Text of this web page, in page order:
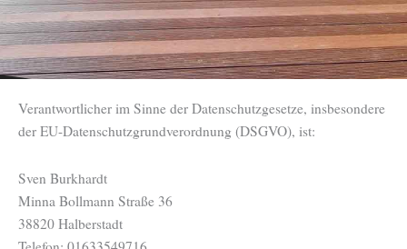
Verantwortlicher im Sinne der Datenschutzgesetze, insbesondere
der EU-Datenschutzgrundverordnung (DSGVO), ist:
Sven Burkhardt
Minna Bollmann Straße 36
38820 Halberstadt